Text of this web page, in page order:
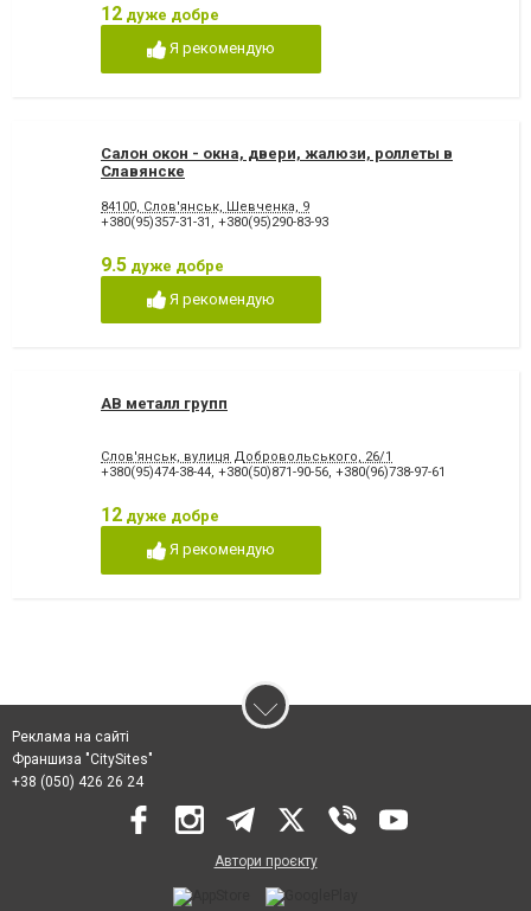
12 дуже добре
Я рекомендую
Салон окон - окна, двери, жалюзи, роллеты в
Славянске
84100, Слов'янськ, Шевченка, 9
+380(95)357-31-31 , +380(95)290-83-93
9.5 дуже добре
Я рекомендую
АВ металл групп
Слов'янськ, вулиця Добровольського, 26/1
+380(95)474-38-44, +380(50)871-90-56, +380(96)738-97-61
12 дуже добре
Я рекомендую
Реклама на сайті
Франшиза "CitySites"
+38 (050) 426 26 24
Автори проєкту